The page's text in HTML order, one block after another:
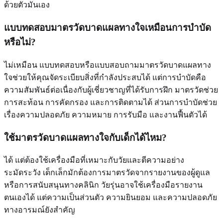
ด้วยตัวมันเอง
แบบทดสอบมาตรวัดบาดแผลทางใจเหมือนการบำบัด
หรือไม่?
ไม่เหมือน แบบทดสอบหรือแบบสอบถามมาตรวัดบาดแผลทาง
ใจช่วยให้คุณจัดระเบียบสิ่งที่กำลังประสบได้ แต่การบำบัดคือ
ความสัมพันธ์ต่อเนื่องกับผู้เชี่ยวชาญที่ได้รับการฝึก มาตรวัดช่วย
การสะท้อน การคัดกรอง และการติดตามได้ ส่วนการบำบัดช่วย
เรื่องความปลอดภัย ความหมาย การรับมือ และงานฟื้นตัวได้
ใช้มาตรวัดบาดแผลทางใจกับเด็กได้ไหม?
ได้ แต่ต้องใช้เครื่องมือที่เหมาะกับวัยและตีความอย่าง
ระมัดระวัง เด็กเล็กมักต้องการมาตรวัดจากรายงานของผู้ดูแล
หรือการสนับสนุนทางคลินิก วัยรุ่นอาจใช้เครื่องมือรายงาน
ตนเองได้ แต่ความเป็นส่วนตัว ความยินยอม และความปลอดภัย
ทางอารมณ์ยังสำคัญ